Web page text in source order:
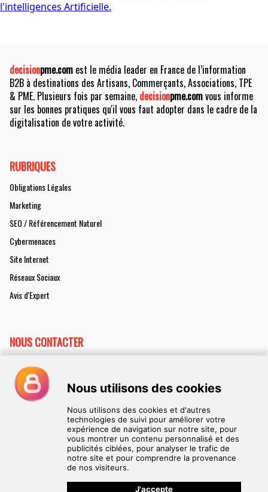
decisionpme.com est le média leader en France de l’information
B2B à destinations des Artisans, Commerçants, Associations, TPE
& PME. Plusieurs fois par semaine, decisionpme.comvous informe
sur les bonnes pratiques qu'il vous faut adopter dans le cadre de la
digitalisation de votre activité.
RUBRIQUES
Obligations Légales
Marketing
SEO / Référencement Naturel
Cybermenaces
Site Internet
Réseaux Sociaux
Avis d'Expert
NOUS CONTACTER
Collaborer à decisionpme.com
Annoncer dans decisionpme.com
Gestion des données utilisateurs
Contact
Politique de confidentialité